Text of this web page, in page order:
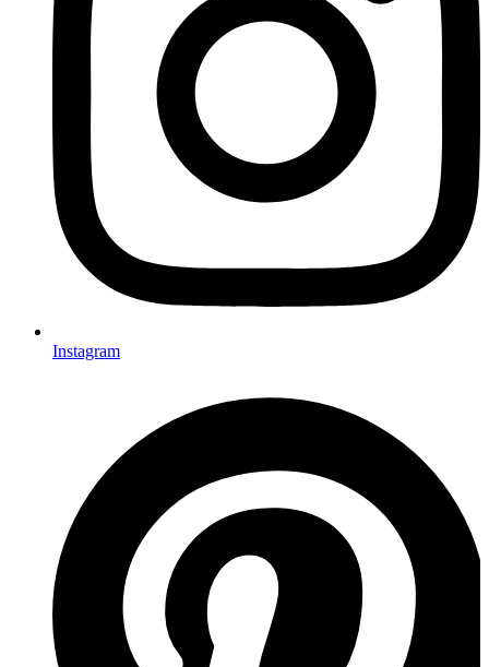
Instagram